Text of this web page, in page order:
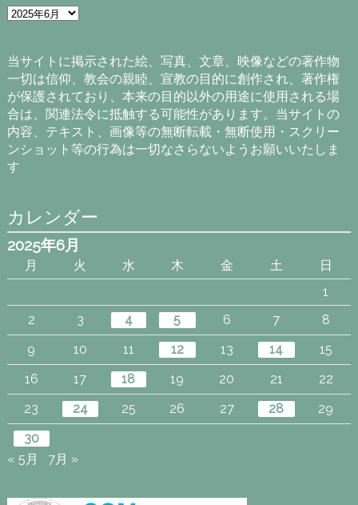
ア
ー
ブ
当サイトに掲示された絵、写真、文章、映像などの著作物
一切は信仰、教会の親睦、宣教の目的に創作され、著作権
が保護されており、本来の目的以外の用途に使用される場
合は、関連法令に抵触する可能性があります。当サイトの
内容、テキスト、画像等の無断転載・無断使用・スクリー
ンショット等の行為は一切なさらないようお願いいたしま
す
カレンダー
2025年6月
月 火 水 木 金 土
日
1
2
3 4 5 6 7
8
9
10 11 12 13 14
15
16
17 18 19 20 21
22
23
24 25 26 27 28
29
30
« 5月
7月 »